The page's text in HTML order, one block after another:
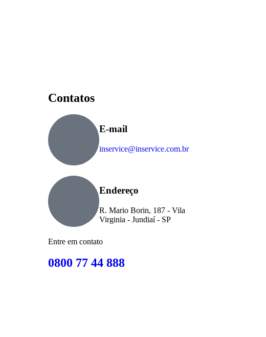
Contatos
E-mail
inservice@inservice.com.br
Endereço
R. Mario Borin, 187 - Vila
Virginia - Jundiaí - SP
Entre em contato
0800 77 44 888